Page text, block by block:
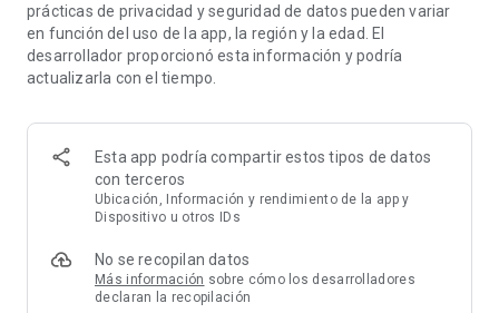
nuevas ubicaciones.
Cada nivel trae un nuevo desafío. Abre otro restaurante,
mejora cada estación, atiende a más clientes y conviértete
progreso clicker o la diversión de tocar la pantalla, Pizza
Ready te ofrece una satisfactoria aventura empresarial.
🌟 Características
Construye y gestiona tu restaurante de pizza, cocina, sirve a
cada cliente, completa cada pedido, gana dinero, mejora el
equipo de cocina, aumenta las ganancias del negocio,
prácticas de privacidad y seguridad de datos pueden variar
en función del uso de la app, la región y la edad. El
desarrollador proporcionó esta información y podría
actualizarla con el tiempo.
Esta app podría compartir estos tipos de datos
con terceros
Ubicación, Información y rendimiento de la app y
Dispositivo u otros IDs
No se recopilan datos
Más información sobre cómo los desarrolladores
declaran la recopilación